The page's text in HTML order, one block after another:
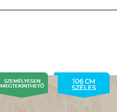
106 CM
SZÉLES